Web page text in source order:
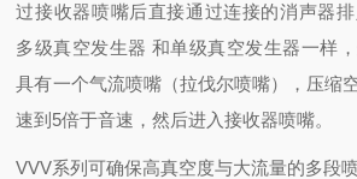
过接收器喷嘴后直接通过连接的消声器排
多级真空发生器 和单级真空发生器一样
具有一个气流喷嘴（拉伐尔喷嘴），压缩
速到5倍于音速，然后进入接收器喷嘴。
VVV系列可确保高真空度与大流量的多段